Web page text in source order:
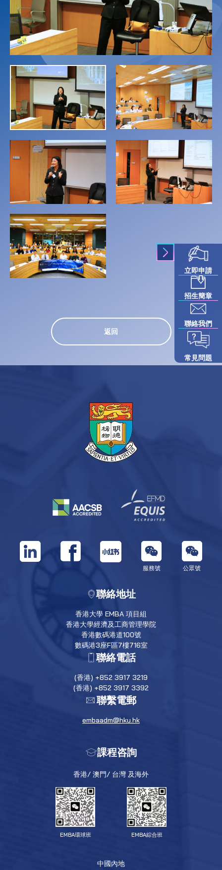
返回
服務號 公眾號
聯絡地址
香港大學 EMBA 項目組
香港大學經濟及工商管理學院
香港數碼港道100號
數碼港3座F區7樓716室
聯絡電話
(香港) +852 3917 3219
(香港) +852 3917 3392
聯繫電郵
embaadm@hku.hk
課程咨詢
香港/ 澳門/ 台灣 及海外
EMBA環球班 EMBA綜合班
中國內地
立即申請
招生簡章
聯絡我們
常見問題